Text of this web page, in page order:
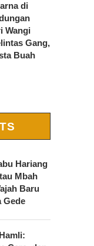
di
Wangi
Gang,
Buah
Hariang
Mbah
Baru
Gede